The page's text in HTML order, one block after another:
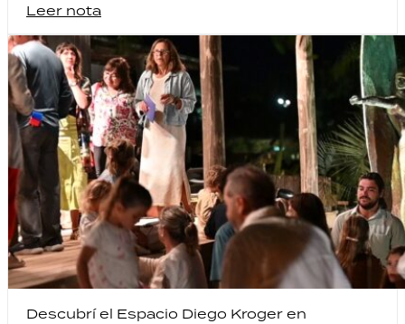
Leer nota
Descubrí el Espacio Diego Kroger en